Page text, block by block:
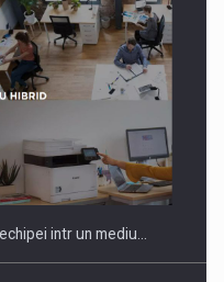
DE AFACERI, ACADEMIC
intr un mediu…